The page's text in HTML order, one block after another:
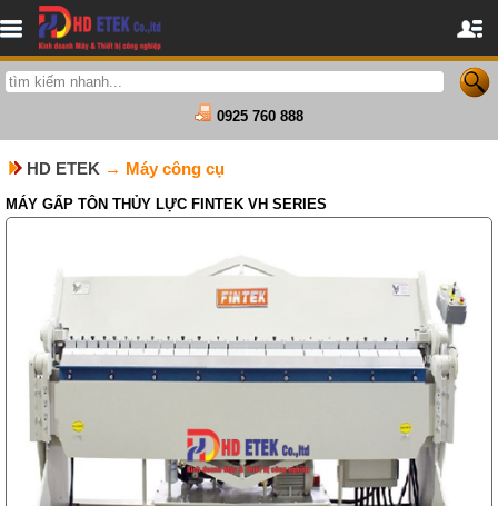
0925 760 888
HD ETEK → Máy công cụ
MÁY GẤP TÔN THỦY LỰC FINTEK VH SERIES